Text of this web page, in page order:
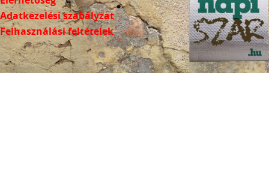
Adatkezelési szabályzat
Felhasználási feltételek